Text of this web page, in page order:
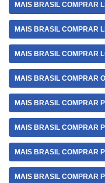
MAIS BRASIL COMPRAR
MAIS BRASIL COMPRAR
MAIS BRASIL COMPRAR
MAIS BRASIL COMPRAR
MAIS BRASIL COMPRAR
MAIS BRASIL COMPRAR
MAIS BRASIL COMPRAR
MAIS BRASIL COMPRAR